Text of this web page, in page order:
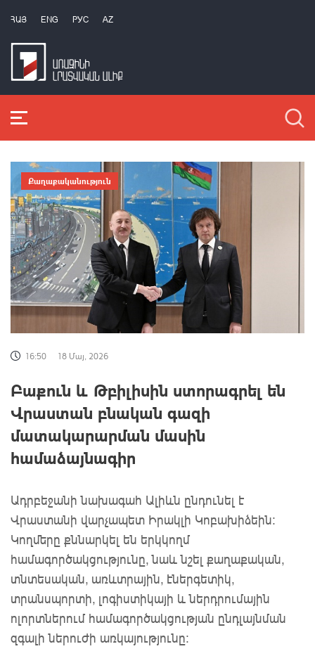
ՀԱՅ ENG РУС AZ
Քաղաքականություն
16:50 18 Մայ, 2026
Բաքուն և Թբիլիսին ստորագրել են
Վրաստան բնական գազի
մատակարարման մասին
համաձայնագիր
Ադրբեջանի նախագահ Ալիևն ընդունել է
Վրաստանի վարչապետ Իրակլի Կոբախիձեին:
Կողմերը քննարկել են երկկողմ
համագործակցությունը, նաև նշել քաղաքական,
տնտեսական, առևտրային, էներգետիկ,
տրանսպորտի, լոգիստիկայի և ներդրումային
ոլորտներում համագործակցության ընդլայնման
զգալի ներուժի առկայությունը։